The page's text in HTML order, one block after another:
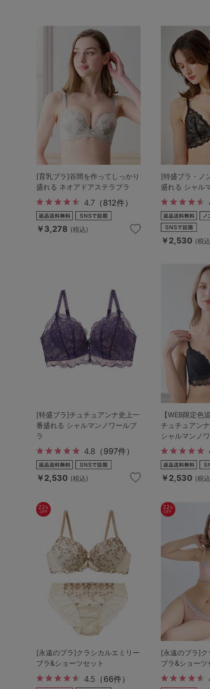
B70 B75
C65 C70
D65 D70
E70 E75
G65 G70 G75
H70 H75
SS M
M-AB M-CD
L-AB L-CD
LL-EF
[育乳ブラ]谷間を作ってしっかり
盛れる ネオアドアステラブラ
4.7 （812件）
￥3,278 (税込)
[特盛ブラ・ノ
盛れる シャル
￥2,530 (税
[特盛ブラ]チュチュアンナ史上一
番盛れる シャルマンノワールブ
ラ
4.8 （997件）
￥2,530 (税込)
【WEB限定色
チュチュアン
シャルマンノ
￥2,530 (税
22%
OFF
[永遠のブラ]クラシカルエミリー
ブラ&ショーツセット
4.5 （66件）
22%
OFF
[永遠のブラ]ク
ブラ&ショーツ